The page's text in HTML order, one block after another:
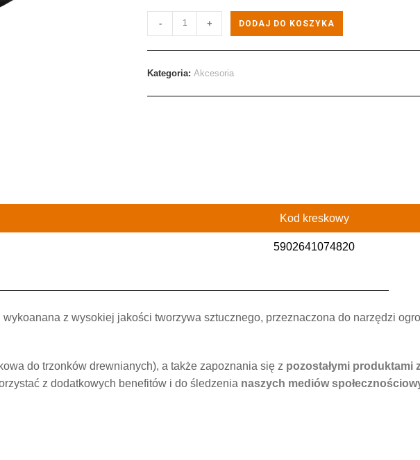
- + DODAJ DO KOSZYKA
Kategoria: Akcesoria
Kod kreskowy
5902641074820
wykoanana z wysokiej jakości tworzywa sztucznego, przeznaczona do narzędzi
do trzonków drewnianych), a także zapoznania się z pozostałymi produktami
z dodatkowych benefitów i do śledzenia naszych mediów